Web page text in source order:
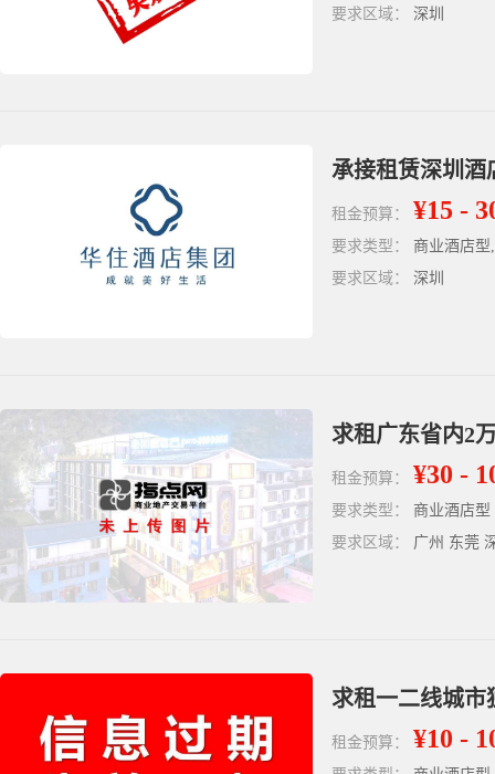
要求区域：
深圳
承接租赁深圳酒
租金预算： ¥15 -
要求类型：
商业酒店
要求区域：
深圳
求租广东省内2
租金预算： ¥30 -
要求类型：
商业酒店型
要求区域：
广州 东莞
求租一二线城市
租金预算： ¥10 -